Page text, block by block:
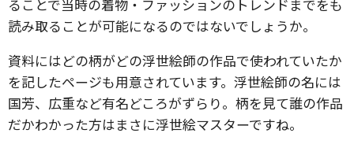
ることで当時の着物・ファッションのトレンドまでをも
読み取ることが可能になるのではないでしょうか。
資料にはどの柄がどの浮世絵師の作品で使われていたか
を記したページも用意されています。浮世絵師の名には
国芳、広重など有名どころがずらり。柄を見て誰の作品
だかわかった方はまさに浮世絵マスターですね。